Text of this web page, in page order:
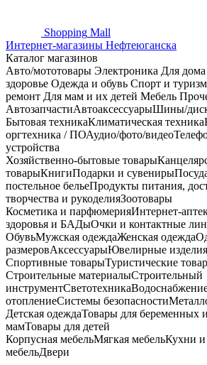
Shopping Mall
Интернет-магазины Нефтеюганска
Каталог магазинов
Авто/мототовары Электроника Для
здоровье Одежда и обувь Спорт и туризм
ремонт Для мам и их детей Мебель
АвтозапчастиАвтоаксессуарыШины/
Бытовая техникаКлиматическая техника
оргтехника / ПОАудио/фото/видео
устройства
Хозяйственно-бытовые товары
товарыКнигиПодарки и сувениры
постельное бельеПродукты питания,
творчества и рукоделияЗоотовары
Косметика и парфюмерияИнтернет-
здоровья и БАДыОчки и контактные
ОбувьМужская одеждаЖенская одежда
размеровАксессуарыЮвелирные
Спортивные товарыТуристические
Строительные материалыСтроительный
инструментСветотехника
отоплениеСистемы безопасности
Детская одеждаТовары для беременных
мамТовары для детей
Корпусная мебельМягкая мебельКухни и
мебельДвери